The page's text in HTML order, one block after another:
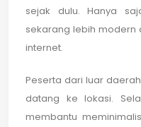
sejak dulu. Hanya
sekarang lebih modern
internet.
Peserta dari luar
datang ke lokasi.
membantu